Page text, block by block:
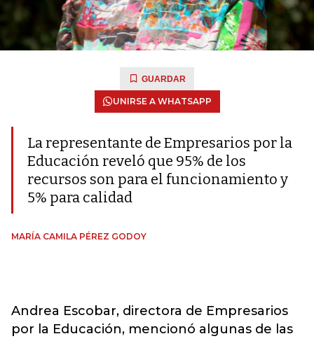
GUARDAR
UNIRSE A WHATSAPP
La representante de Empresarios por la
Educación reveló que 95% de los
recursos son para el funcionamiento y
5% para calidad
MARÍA CAMILA PÉREZ GODOY
Andrea Escobar, directora de Empresarios
por la Educación, mencionó algunas de las